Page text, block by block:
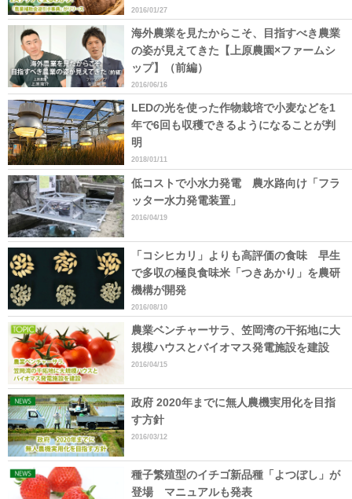
2016/01/27
海外農業を見たからこそ、目指すべき農業
の姿が見えてきた【上原農園×ファームシ
ップ】（前編）
2016/06/16
LEDの光を使った作物栽培で小麦などを1
年で6回も収穫できるようになることが判
明
2018/01/11
低コストで小水力発電 農水路向け「フラ
ッター水力発電装置」
2016/04/19
「コシヒカリ」よりも高評価の食味 早生
で多収の極良食味米「つきあかり」を農研
機構が開発
2016/08/10
農業ベンチャーサラ、笠岡湾の干拓地に大
規模ハウスとバイオマス発電施設を建設
2016/04/15
政府 2020年までに無人農機実用化を目指
す方針
2016/03/12
種子繁殖型のイチゴ新品種「よつぼし」が
登場 マニュアルも発表